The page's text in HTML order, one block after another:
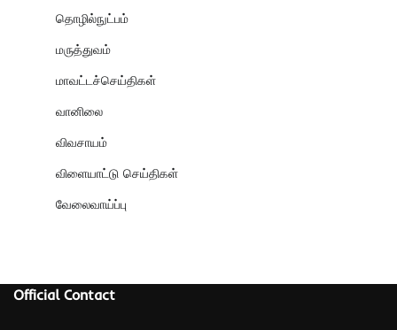
தொழில்நுட்பம்
மருத்துவம்
மாவட்டச்செய்திகள்
வானிலை
விவசாயம்
விளையாட்டு செய்திகள்
வேலைவாய்ப்பு
Official Contact